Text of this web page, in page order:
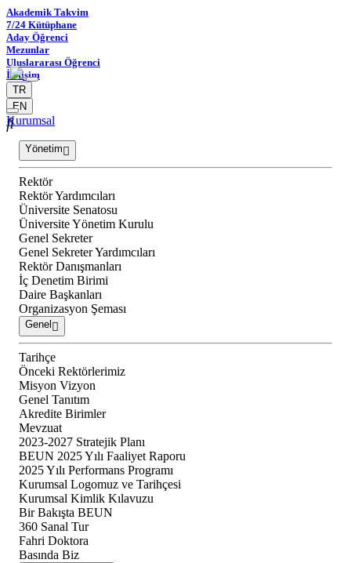
Akademik Takvim
7/24 Kütüphane
Aday Öğrenci
Mezunlar
Uluslararası Öğrenci
İletişim
TR
EN
Kurumsal
Yönetim
Rektör
Rektör Yardımcıları
Üniversite Senatosu
Üniversite Yönetim Kurulu
Genel Sekreter
Genel Sekreter Yardımcıları
Rektör Danışmanları
İç Denetim Birimi
Daire Başkanları
Organizasyon Şeması
Genel
Tarihçe
Önceki Rektörlerimiz
Misyon Vizyon
Genel Tanıtım
Akredite Birimler
Mevzuat
2023-2027 Stratejik Planı
BEUN 2025 Yılı Faaliyet Raporu
2025 Yılı Performans Programı
Kurumsal Logomuz ve Tarihçesi
Kurumsal Kimlik Kılavuzu
Bir Bakışta BEUN
360 Sanal Tur
Fahri Doktora
Basında Biz